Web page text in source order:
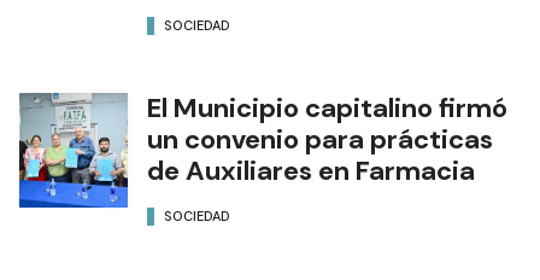
SOCIEDAD
El Municipio capitalino firmó
un convenio para prácticas
de Auxiliares en Farmacia
SOCIEDAD